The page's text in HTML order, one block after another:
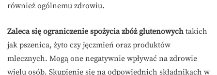
również ogólnemu zdrowiu.
Zaleca się ograniczenie spożycia zbóż glutenowych takich
jak pszenica, żyto czy jęczmień oraz produktów
mlecznych. Mogą one negatywnie wpływać na zdrowie
wielu osób. Skupienie się na odpowiednich składnikach w